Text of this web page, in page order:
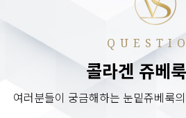
콜라겐 쥬베룩
여러분들이 궁금해하는 눈밑쥬베룩